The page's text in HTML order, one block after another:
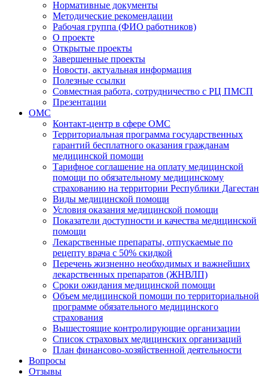
Нормативные документы
Методические рекомендации
Рабочая группа (ФИО работников)
О проекте
Открытые проекты
Завершенные проекты
Новости, актуальная информация
Полезные ссылки
Совместная работа, сотрудничество с РЦ ПМСП
Презентации
ОМС
Контакт-центр в сфере ОМС
Территориальная программа государственных
гарантий бесплатного оказания гражданам
медицинской помощи
Тарифное соглашение на оплату медицинской
помощи по обязательному медицинскому
страхованию на территории Республики Дагестан
Виды медицинской помощи
Условия оказания медицинской помощи
Показатели доступности и качества медицинской
помощи
Лекарственные препараты, отпускаемые по
рецепту врача с 50% скидкой
Перечень жизненно необходимых и важнейших
лекарственных препаратов (ЖНВЛП)
Сроки ожидания медицинской помощи
Объем медицинской помощи по территориальной
программе обязательного медицинского
страхования
Вышестоящие контролирующие организации
Список страховых медицинских организаций
План финансово-хозяйственной деятельности
Вопросы
Отзывы